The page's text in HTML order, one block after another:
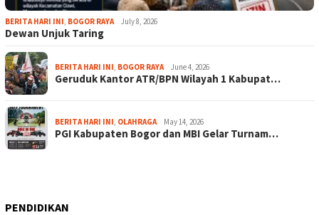
BERITA HARI INI, BOGOR RAYA July 8, 2026
Dewan Unjuk Taring
BERITA HARI INI, BOGOR RAYA June 4, 2026
Geruduk Kantor ATR/BPN Wilayah 1 Kabupat…
BERITA HARI INI, OLAHRAGA May 14, 2026
PGI Kabupaten Bogor dan MBI Gelar Turnam…
PENDIDIKAN